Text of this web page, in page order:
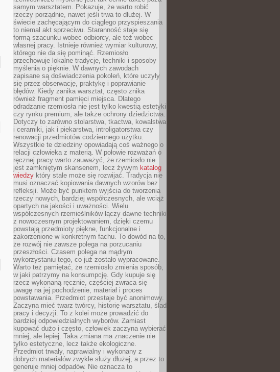
samym warsztatem. Pokazuje, że warto robić
rzeczy porządnie, nawet jeśli trwa to dłużej. W
świecie zachęcającym do ciągłego przyspieszania
to niemal akt sprzeciwu. Staranność staje się
formą szacunku wobec odbiorcy, ale też wobec
własnej pracy. Istnieje również wymiar kulturowy,
którego nie da się pominąć. Rzemiosło
przechowuje lokalne tradycje, techniki i sposoby
myślenia o pięknie. W dawnych zawodach
zapisane są doświadczenia pokoleń, które uczyły
się przez obserwację, praktykę i poprawianie
błędów. Kiedy zanika warsztat, często znika
również fragment pamięci miejsca. Dlatego
odradzanie rzemiosła nie jest tylko kwestią estetyki
czy rynku premium, ale także ochrony dziedzictwa.
Dotyczy to zarówno stolarstwa, tkactwa, kowalstwa
i ceramiki, jak i piekarstwa, introligatorstwa czy
renowacji przedmiotów codziennego użytku.
Wszystkie te dziedziny opowiadają coś ważnego o
relacji człowieka z materią. W połowie rozważań o
ręcznej pracy warto zauważyć, że rzemiosło nie
jest zamkniętym skansenem, lecz żywym katalog
wiedzy który stale może się rozwijać. Tradycja nie
musi oznaczać kopiowania dawnych wzorów bez
refleksji. Może być punktem wyjścia do tworzenia
rzeczy nowych, bardziej współczesnych, ale wciąż
opartych na jakości i uważności. Wielu
współczesnych rzemieślników łączy dawne techniki
z nowoczesnym projektowaniem, dzięki czemu
powstają przedmioty piękne, funkcjonalne i
zakorzenione w konkretnym fachu. To dowód na to,
że rozwój nie zawsze polega na porzucaniu
przeszłości. Czasem polega na mądrym
wykorzystaniu tego, co już zostało wypracowane.
Warto też pamiętać, że rzemiosło zmienia sposób,
w jaki patrzymy na konsumpcję. Gdy kupuje się
rzecz wykonaną ręcznie, częściej zwraca się
uwagę na jej pochodzenie, materiał i proces
powstawania. Przedmiot przestaje być anonimowy.
Zaczyna mieć twarz twórcy, historię warsztatu, ślad
pracy i decyzji. To z kolei może prowadzić do
bardziej odpowiedzialnych wyborów. Zamiast
kupować dużo i często, człowiek zaczyna wybierać
mniej, ale lepiej. Taka zmiana ma znaczenie nie
tylko estetyczne, lecz także ekologiczne.
Przedmiot trwały, naprawialny i wykonany z
dobrych materiałów zwykle służy dłużej, a przez to
generuje mniej odpadów. Nie oznacza to